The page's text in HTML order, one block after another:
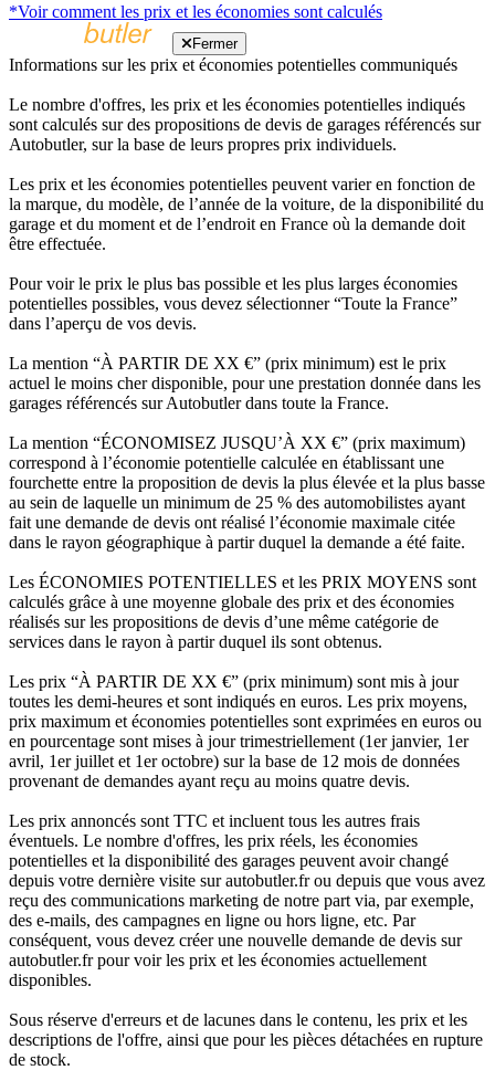
*Voir comment les prix et les économies sont calculés
Fermer
Informations sur les prix et économies potentielles communiqués
Le nombre d'offres, les prix et les économies potentielles indiqués
sont calculés sur des propositions de devis de garages référencés sur
Autobutler, sur la base de leurs propres prix individuels.
Les prix et les économies potentielles peuvent varier en fonction de
la marque, du modèle, de l’année de la voiture, de la disponibilité du
garage et du moment et de l’endroit en France où la demande doit
être effectuée.
Pour voir le prix le plus bas possible et les plus larges économies
potentielles possibles, vous devez sélectionner “Toute la France”
dans l’aperçu de vos devis.
La mention “À PARTIR DE XX €” (prix minimum) est le prix
actuel le moins cher disponible, pour une prestation donnée dans les
garages référencés sur Autobutler dans toute la France.
La mention “ÉCONOMISEZ JUSQU’À XX €” (prix maximum)
correspond à l’économie potentielle calculée en établissant une
fourchette entre la proposition de devis la plus élevée et la plus basse
au sein de laquelle un minimum de 25 % des automobilistes ayant
fait une demande de devis ont réalisé l’économie maximale citée
dans le rayon géographique à partir duquel la demande a été faite.
Les ÉCONOMIES POTENTIELLES et les PRIX MOYENS sont
calculés grâce à une moyenne globale des prix et des économies
réalisés sur les propositions de devis d’une même catégorie de
services dans le rayon à partir duquel ils sont obtenus.
Les prix “À PARTIR DE XX €” (prix minimum) sont mis à jour
toutes les demi-heures et sont indiqués en euros. Les prix moyens,
prix maximum et économies potentielles sont exprimées en euros ou
en pourcentage sont mises à jour trimestriellement (1er janvier, 1er
avril, 1er juillet et 1er octobre) sur la base de 12 mois de données
provenant de demandes ayant reçu au moins quatre devis.
Les prix annoncés sont TTC et incluent tous les autres frais
éventuels. Le nombre d'offres, les prix réels, les économies
potentielles et la disponibilité des garages peuvent avoir changé
depuis votre dernière visite sur autobutler.fr ou depuis que vous avez
reçu des communications marketing de notre part via, par exemple,
des e-mails, des campagnes en ligne ou hors ligne, etc. Par
conséquent, vous devez créer une nouvelle demande de devis sur
autobutler.fr pour voir les prix et les économies actuellement
disponibles.
Sous réserve d'erreurs et de lacunes dans le contenu, les prix et les
descriptions de l'offre, ainsi que pour les pièces détachées en rupture
de stock.